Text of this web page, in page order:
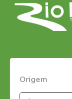
Origem